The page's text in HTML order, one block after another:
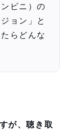
ビニ）の
ョン」と
らどんな
が、聴き取